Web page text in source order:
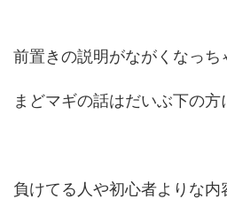
前置きの説明がながくなっち
まどマギの話はだいぶ下の方
負けてる人や初心者よりな内